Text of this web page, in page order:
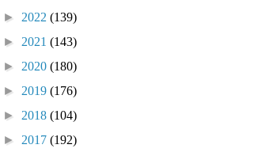
► 2022 (139)
► 2021 (143)
► 2020 (180)
► 2019 (176)
► 2018 (104)
► 2017 (192)